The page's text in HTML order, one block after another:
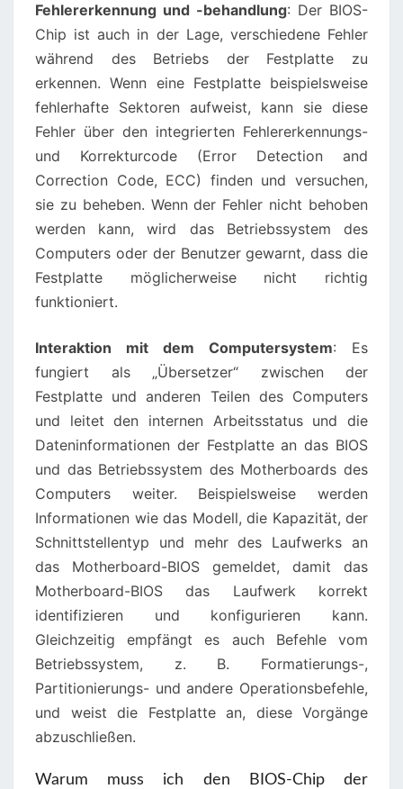
Fehlererkennung und -behandlung: Der BIOS-
Chip ist auch in der Lage, verschiedene Fehler
während des Betriebs der Festplatte zu
erkennen. Wenn eine Festplatte beispielsweise
fehlerhafte Sektoren aufweist, kann sie diese
Fehler über den integrierten Fehlererkennungs-
und Korrekturcode (Error Detection and
Correction Code, ECC) finden und versuchen,
sie zu beheben. Wenn der Fehler nicht behoben
werden kann, wird das Betriebssystem des
Computers oder der Benutzer gewarnt, dass die
Festplatte möglicherweise nicht richtig
funktioniert.
Interaktion mit dem Computersystem: Es
fungiert als „Übersetzer“ zwischen der
Festplatte und anderen Teilen des Computers
und leitet den internen Arbeitsstatus und die
Dateninformationen der Festplatte an das BIOS
und das Betriebssystem des Motherboards des
Computers weiter. Beispielsweise werden
Informationen wie das Modell, die Kapazität, der
Schnittstellentyp und mehr des Laufwerks an
das Motherboard-BIOS gemeldet, damit das
Motherboard-BIOS das Laufwerk korrekt
identifizieren und konfigurieren kann.
Gleichzeitig empfängt es auch Befehle vom
Betriebssystem, z. B. Formatierungs-,
Partitionierungs- und andere Operationsbefehle,
und weist die Festplatte an, diese Vorgänge
abzuschließen.
Warum muss ich den BIOS-Chip der